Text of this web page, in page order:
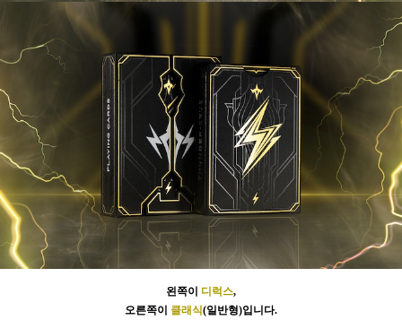
왼쪽이 디럭스,
오른쪽이 클래식(일반형)입니다.